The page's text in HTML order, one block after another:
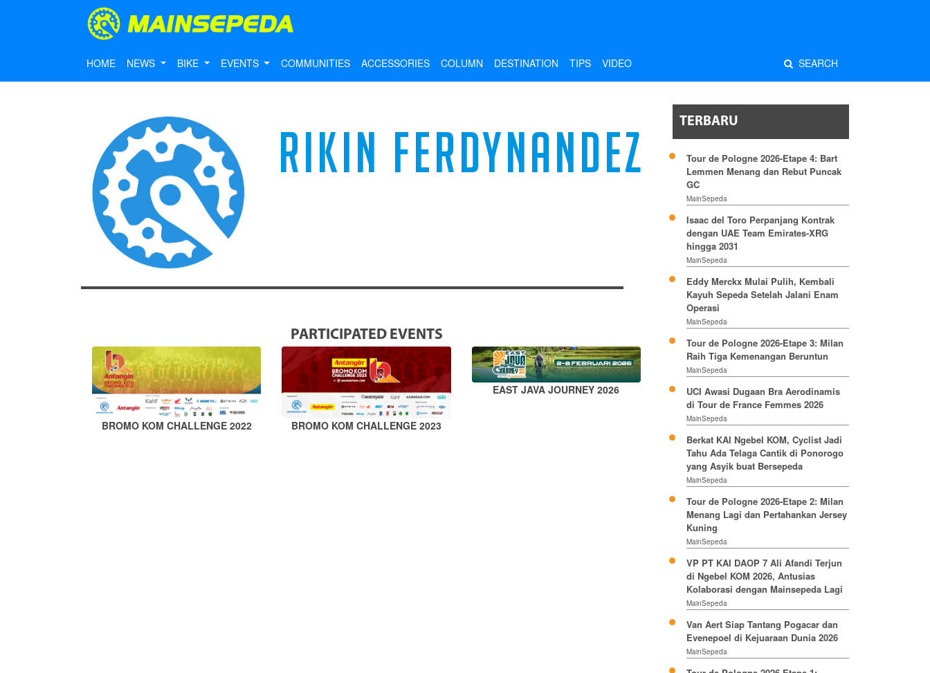
HOME NEWS BIKE EVENTS COMMUNITIES ACCESSORIES COLUMN DESTINATION TIPS VIDEO SEARCH
RIKIN FERDYNANDEZ
PARTICIPATED EVENTS
BROMO KOM CHALLENGE 2022 BROMO KOM CHALLENGE 2023
EAST JAVA JOURNEY 2026
TERBARU
Tour de Pologne 2026-Etape 4: Bart
Lemmen Menang dan Rebut Puncak
GC
MainSepeda
Isaac del Toro Perpanjang Kontrak
dengan UAE Team Emirates-XRG
hingga 2031
MainSepeda
Eddy Merckx Mulai Pulih, Kembali
Kayuh Sepeda Setelah Jalani Enam
Operasi
MainSepeda
Tour de Pologne 2026-Etape 3: Milan
Raih Tiga Kemenangan Beruntun
MainSepeda
UCI Awasi Dugaan Bra Aerodinamis
di Tour de France Femmes 2026
MainSepeda
Berkat KAI Ngebel KOM, Cyclist Jadi
Tahu Ada Telaga Cantik di Ponorogo
yang Asyik buat Bersepeda
MainSepeda
Tour de Pologne 2026-Etape 2: Milan
Menang Lagi dan Pertahankan Jersey
Kuning
MainSepeda
VP PT KAI DAOP 7 Ali Afandi Terjun
di Ngebel KOM 2026, Antusias
Kolaborasi dengan Mainsepeda Lagi
MainSepeda
Van Aert Siap Tantang Pogacar dan
Evenepoel di Kejuaraan Dunia 2026
MainSepeda